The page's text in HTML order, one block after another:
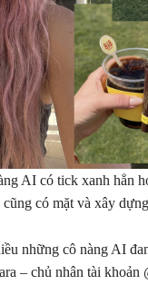
AI có tick xanh hẳn
có mặt và xây
những cô nàng AI
– chủ nhân tài